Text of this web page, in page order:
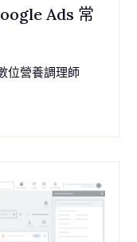
Ads 常
位營養調理師